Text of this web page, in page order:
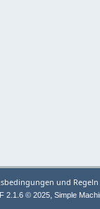
und Regeln
2.1.6 © 2025, Simple